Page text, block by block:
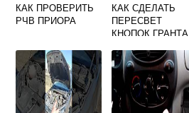
КАК ПРОВЕРИТЬ
РЧВ ПРИОРА
КАК СДЕЛАТЬ
ПЕРЕСВЕТ
КНОПОК ГРАНТА